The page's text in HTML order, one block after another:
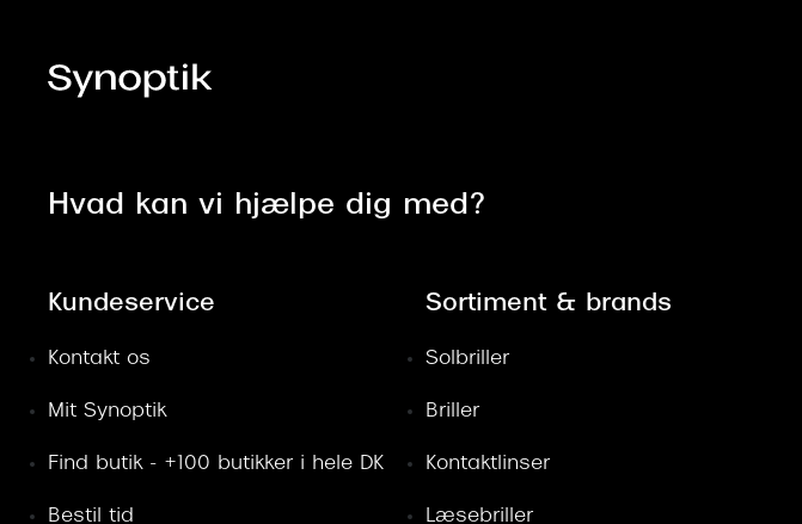
Hvad kan vi hjælpe dig med?
Kundeservice
Kontakt os
Mit Synoptik
Find butik - +100 butikker i hele DK
Bestil tid
Sortiment & brands
Solbriller
Briller
Kontaktlinser
Læsebriller